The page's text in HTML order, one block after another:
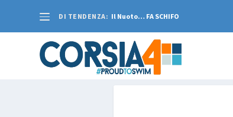
DI TENDENZA: Il Nuoto… FA SCHIFO